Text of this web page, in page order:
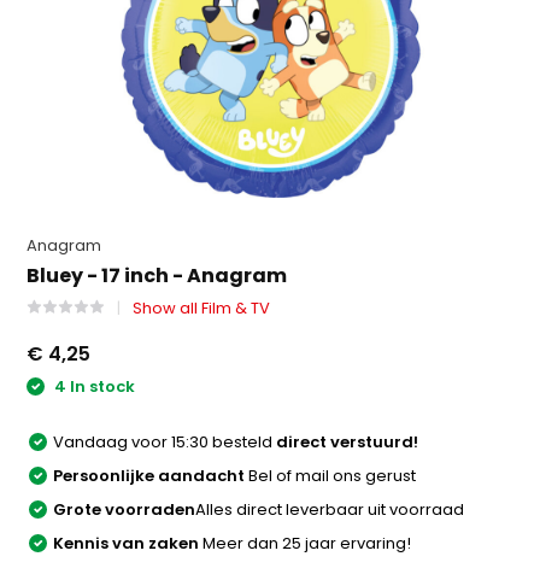
Anagram
Bluey - 17 inch - Anagram
Show all Film & TV
€ 4,25
4 In stock
Vandaag voor 15:30 besteld direct verstuurd!
Persoonlijke aandacht Bel of mail ons gerust
Grote voorradenAlles direct leverbaar uit voorraad
Kennis van zaken Meer dan 25 jaar ervaring!